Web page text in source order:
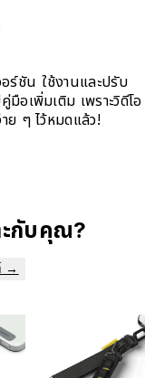
ร์ชัน ใช้งานและปรับ
มือเพิ่มเติม เพราะวิดีโอ
ย ๆ ไว้หมดแล้ว!
กับคุณ?
→